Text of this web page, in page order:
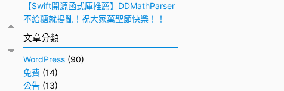
要下車！
【Swift開源函式庫推薦】DDMathParser
– 通過文字表達式（算式）計算結果
不給糖就搗亂！祝大家萬聖節快樂！！
文章分類
WordPress (90)
免費 (14)
公告 (13)